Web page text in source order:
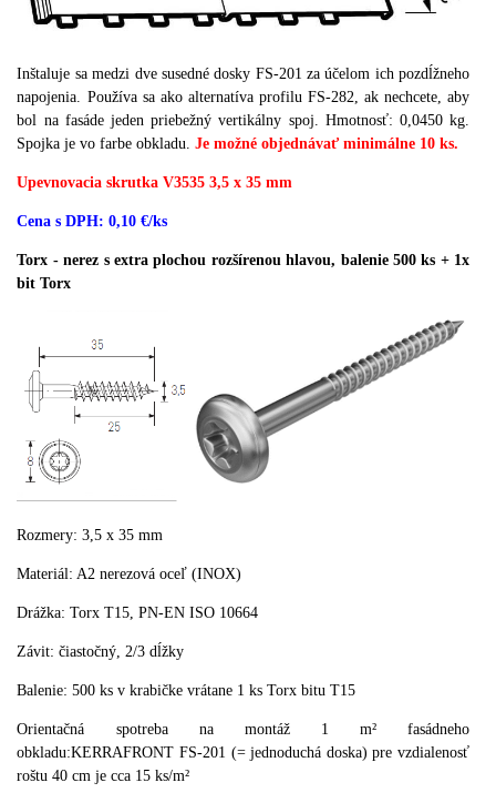
Inštaluje sa medzi dve susedné dosky FS-201 za účelom ich pozdĺžneho
napojenia. Používa sa ako alternatíva profilu FS-282, ak nechcete, aby
bol na fasáde jeden priebežný vertikálny spoj. Hmotnosť: 0,0450 kg.
Spojka je vo farbe obkladu. Je možné objednávať minimálne 10 ks.
Upevnovacia skrutka V3535 3,5 x 35 mm
Cena s DPH: 0,10 €/ks
Torx - nerez s extra plochou rozšírenou hlavou, balenie 500 ks + 1x
bit Torx
Rozmery: 3,5 x 35 mm
Materiál: A2 nerezová oceľ (INOX)
Drážka: Torx T15, PN-EN ISO 10664
Závit: čiastočný, 2/3 dĺžky
Balenie:500 ks v krabičke vrátane 1 ks Torx bitu T15
Orientačná spotreba na montáž 1 m² fasádneho
obkladu:KERRAFRONT FS-201 (= jednoduchá doska) pre vzdialenosť
roštu 40 cm je cca 15 ks/m²